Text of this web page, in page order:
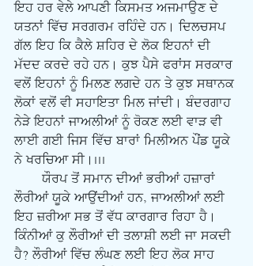
ਇਹ ਹਰ ਵੇਲੇ ਆਪਣੀ ਕਿਸਮਤ ਅਜਮਾਉਣ ਦੇ
ਯਤਨਾਂ ਵਿੱਚ ਸਰਗਰਮ ਰਹਿੰਦੇ ਹਨ। ਦਿਲਚਸਪ
ਗੱਲ ਇਹ ਕਿ ਕੈਲੇ ਸ਼ਹਿਰ ਦੇ ਲੋਕ ਇਹਨਾਂ ਦੀ
ਮੱਦਦ ਕਰਦੇ ਰਹੇ ਹਨ। ਕੁਝ ਪੈਸੇ ਫਰਾਂਸ ਸਰਕਾਰ
ਵਲੋਂ ਇਹਨਾਂ ਨੂੰ ਮਿਲਣ ਲਗਦੇ ਹਨ ਤੇ ਕੁਝ ਸਥਾਨਕ
ਲੋਕਾਂ ਵਲੋਂ ਵੀ ਸਹਾਇਤਾ ਮਿਲ ਜਾਂਦੀ। ਬੰਦਰਗਾਹ
ਨੇੜੇ ਇਹਨਾਂ ਜਾਅਲੀਆਂ ਨੂੰ ਰੋਕਣ ਲਈ ਵਾੜ ਵੀ
ਲਾਈ ਗਈ ਜਿਸ ਵਿੱਚ ਬਾਰਾਂ ਮਿਲੀਅਨ ਪੌਂਡ ਯੂਕੇ
ਨੇ ਖਰਚਿਆ ਸੀ।...
ਲੌਰੀਆਂ ਯੂਕੇ ਆਉਂਦੀਆਂ ਹਨ, ਜਾਅਲੀਆਂ ਲਈ
ਇਹ ਜ਼ਰੀਆ ਸਭ ਤੋਂ ਵੱਧ ਕਾਰਗਾਰ ਰਿਹਾ ਹੈ।
ਕਿੰਨੀਆਂ ਕੁ ਲੌਰੀਆਂ ਦੀ ਤਲਾਸ਼ੀ ਲਈ ਜਾ ਸਕਦੀ
ਹੈ? ਲੌਰੀਆਂ ਵਿੱਚ ਲੰਘਣ ਲਈ ਇਹ ਲੋਕ ਸਾਹ